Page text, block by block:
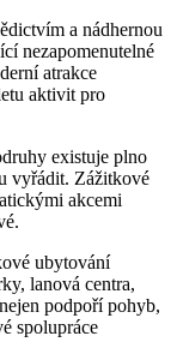
a nádhernou
nezapomenutelné
atrakce
aktivit pro
existuje plno
vyřádit. Zážitkové
akcemi
ubytování
lanová centra,
podpoří pohyb,
spolupráce